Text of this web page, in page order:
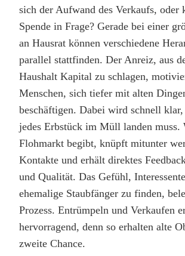
sich der Aufwand des Verkaufs, oder
Spende in Frage? Gerade bei einer
an Hausrat können verschiedene
parallel stattfinden. Der Anreiz, aus
Haushalt Kapital zu schlagen,
Menschen, sich tiefer mit alten
beschäftigen. Dabei wird schnell klar,
jedes Erbstück im Müll landen muss.
Flohmarkt begibt, knüpft mitunter
Kontakte und erhält direktes
und Qualität. Das Gefühl,
ehemalige Staubfänger zu finden,
Prozess. Entrümpeln und Verkaufen
hervorragend, denn so erhalten alte
zweite Chance.